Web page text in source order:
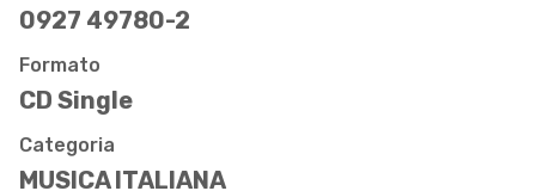
0927 49780-2
Formato
CD Single
Categoria
MUSICA ITALIANA